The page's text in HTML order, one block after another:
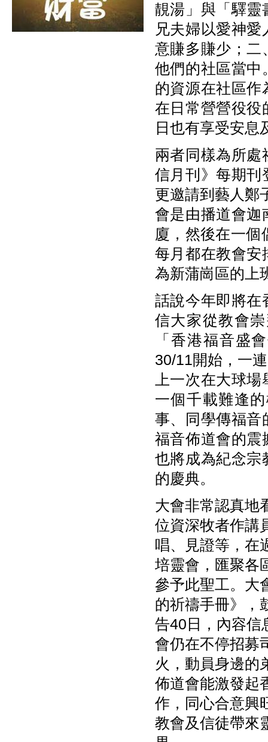
靚湯」 與「驛靈
兄夫婦以愛神
意賺多賺少；二
他們的社區當中
的資源在社區作
在日常營營役役
日也有享受安息
兩者同樣為所處
信月刊》每期刊
更邀請到藝人鄭
會是由播道會迦
廈，然後在一個
每月都在教會安
為新蒲崗區的上
話說今年即將在
信大家從教會
「香港福音盛
30/11開始，一
上一次在大球
一個千載難逢
事、同學傳福音
福音佈道會的震
也將成為紀念宗
的慶典。
大會非常認真地
位資深牧者作講
唱、見證等，在
培靈會，匯聚各
參予此聖工。大
的祈禱手冊》，
告40日，內容信
會仍在不停招募
火，動員身邊的
佈道會能激發起
作，同心合意興
教會及信徒帶來